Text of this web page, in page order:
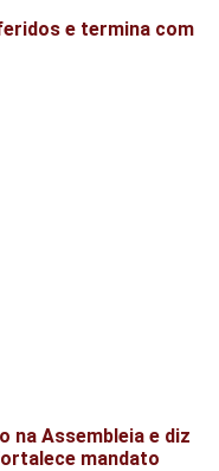
e termina com
na Assembleia e diz
mandato